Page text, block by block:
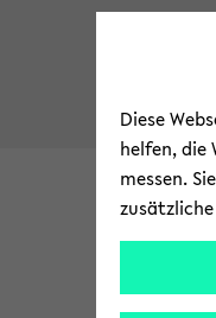
Diese
helfen, die
messen.